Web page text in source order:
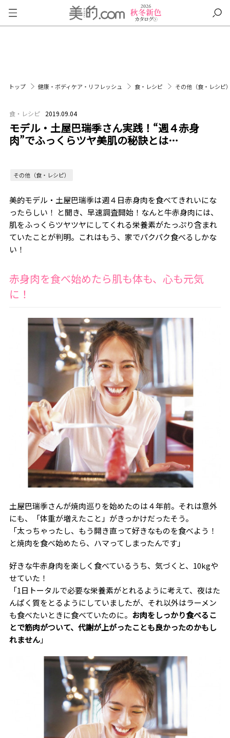
トップ 健康・ボディケア・リフレッシュ 食・レシピ その他（食・レシピ
食・レシピ 2019.09.04
モデル・土屋巴瑞季さん実践！“週４赤身
肉”でふっくらツヤ美肌の秘訣とは…
その他（食・レシピ）
美的モデル・土屋巴瑞季は週４日赤身肉を食べてきれいにな
ったらしい！ と聞き、早速調査開始！なんと牛赤身肉には、
肌をふっくらツヤツヤにしてくれる栄養素がたっぷり含まれ
ていたことが判明。これはもう、家でパクパク食べるしかな
い！
赤身肉を食べ始めたら肌も体も、心も元気
に！
土屋巴瑞季さんが焼肉巡りを始めたのは４年前。それは意外
にも、「体重が増えたこと」がきっかけだったそう。
「太っちゃったし、もう開き直って好きなものを食べよう！
と焼肉を食べ始めたら、ハマってしまったんです」
好きな牛赤身肉を楽しく食べているうち、気づくと、10kgや
せていた！
「1日トータルで必要な栄養素がとれるように考えて、夜はた
んぱく質をとるようにしていましたが、それ以外はラーメン
も食べたいときに食べていたのに。 お肉をしっかり食べるこ
とで筋肉がついて、代謝が上がったことも良かったのかもし
れません」